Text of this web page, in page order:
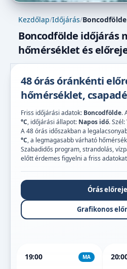
Kezdőlap/Időjárás/
Boncodfölde időjárás
hőmérséklet és
48 órás óránkénti
hőmérséklet,
Friss időjárási adatok: Boncodfölde.
°C, időjárási állapot: Napos idő. Szél:
A 48 órás időszakban a
°C, a legmagasabb várható
Szabadidős program, strandolás,
előtt érdemes figyelni a friss
Órás
Grafikonos
19:00 MA